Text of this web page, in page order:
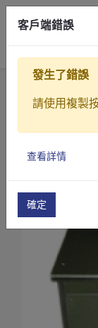
產品介紹
產業解決方案
關於元錩
最新消息
首頁
產品
廚餘、果
小型廚餘
小型廚餘
客戶端錯誤
發生了錯誤
請使用複製
查看詳情
確定